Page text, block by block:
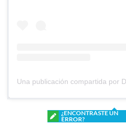
¿ENCONTRASTE UN
ERROR?